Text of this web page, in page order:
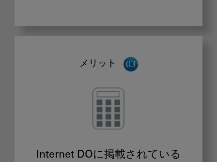
メリット
Internet DOに掲載されている